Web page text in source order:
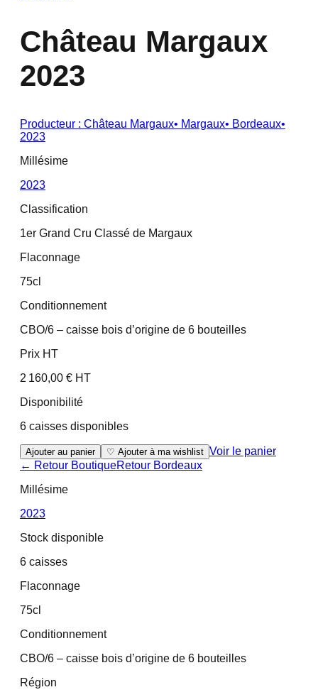
Château Margaux
2023
Producteur : Château Margaux• Margaux• Bordeaux•
2023
Millésime
2023
Classification
1er Grand Cru Classé de Margaux
Flaconnage
75cl
Conditionnement
CBO/6 – caisse bois d’origine de 6 bouteilles
Prix HT
2 160,00 € HT
Disponibilité
6 caisses disponibles
Ajouter au panier ♡ Ajouter à ma wishlist Voir le panier
← Retour BoutiqueRetour Bordeaux
Millésime
2023
Stock disponible
6 caisses
Flaconnage
75cl
Conditionnement
CBO/6 – caisse bois d’origine de 6 bouteilles
Région